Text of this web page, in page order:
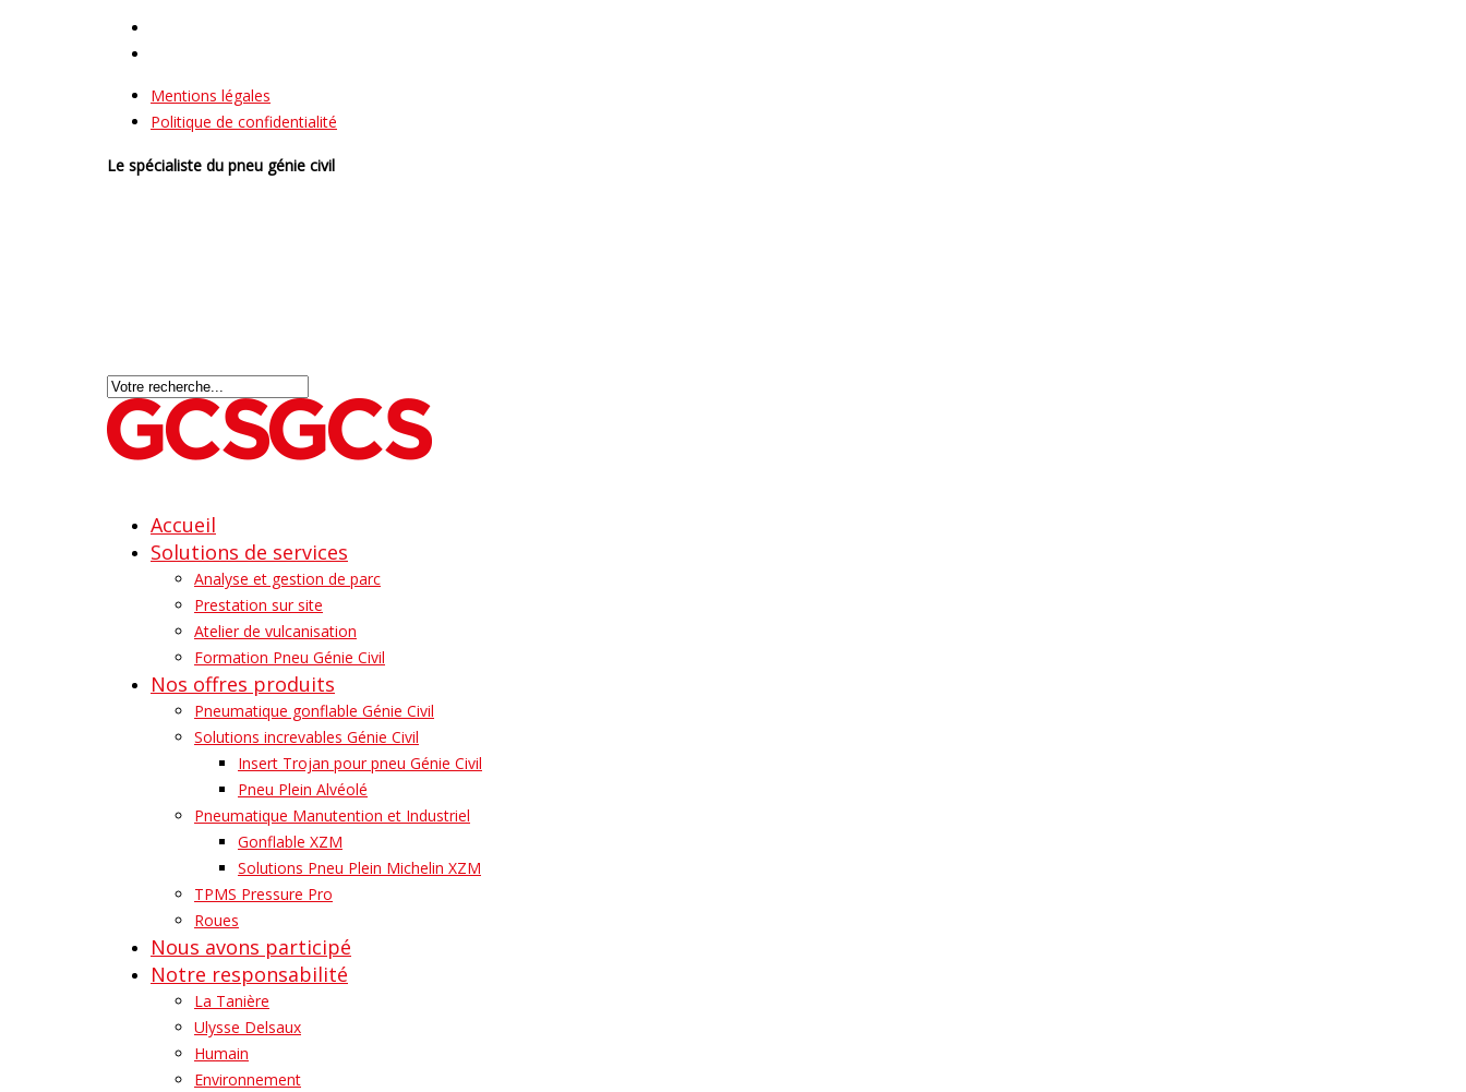
Mentions légales
Politique de confidentialité
Le spécialiste du pneu génie civil
Accueil
Solutions de services
Analyse et gestion de parc
Prestation sur site
Atelier de vulcanisation
Formation Pneu Génie Civil
Nos offres produits
Pneumatique gonflable Génie Civil
Solutions increvables Génie Civil
Insert Trojan pour pneu Génie Civil
Pneu Plein Alvéolé
Pneumatique Manutention et Industriel
Gonflable XZM
Solutions Pneu Plein Michelin XZM
TPMS Pressure Pro
Roues
Nous avons participé
Notre responsabilité
La Tanière
Ulysse Delsaux
Humain
Environnement